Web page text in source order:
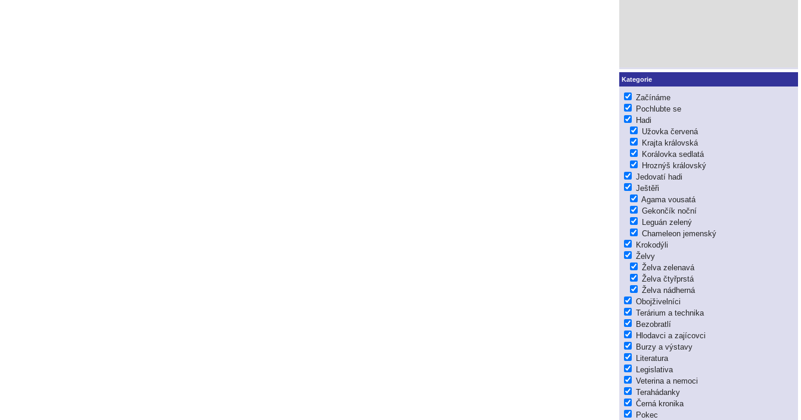
Kategorie
Začínáme
Pochlubte se
Hadi
Užovka červená
Krajta královská
Korálovka sedlatá
Hroznýš královský
Jedovatí hadi
Ještěři
Agama vousatá
Gekončík noční
Leguán zelený
Chameleon jemenský
Krokodýli
Želvy
Želva zelenavá
Želva čtyřprstá
Želva nádherná
Obojživelníci
Terárium a technika
Bezobratlí
Hlodavci a zajícovci
Burzy a výstavy
Literatura
Legislativa
Veterina a nemoci
Terahádanky
Černá kronika
Pokec